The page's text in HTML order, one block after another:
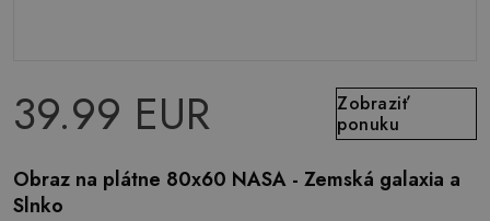
39.99 EUR
Zobraziť
ponuku
Obraz na plátne 80x60 NASA - Zemská galaxia a
Slnko